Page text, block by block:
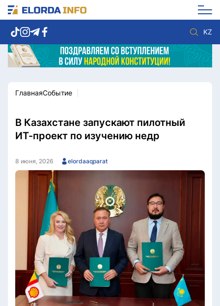
KZ
Новости столицы
Спорт
Культура
Разное
Мнение
Видео
Мир
Этический кодекс
Служу стране
ГлавнаяСобытие
В Казахстане запускают пилотный
ИТ-проект по изучению недр
8 июня, 2026 elordaaqparat